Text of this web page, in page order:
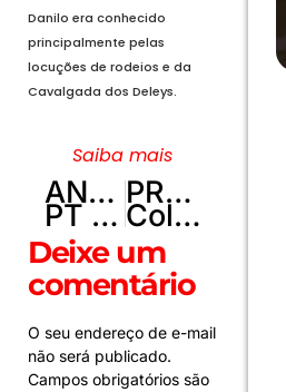
Danilo era conhecido
principalmente pelas
locuções de rodeios e da
Cavalgada dos Deleys.
Saiba mais
ANTERIOR
PT faz vaquinha virtual para pagar gastos da festa da posse presidencial de Lula em Brasília
PRÓXIMO
Coluna reta e tchau bengala: imagem de idoso em placas do DF vai mudar
Deixe um
comentário
O seu endereço de e-mail
não será publicado.
Campos obrigatórios são